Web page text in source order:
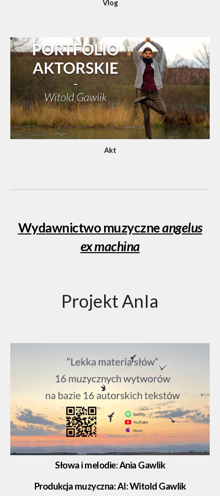
Vlog
Akt
Wydawnictwo muzyczneangelus
ex machina
Projekt AnIa
Słowa i melodie:Ania Gawlik
Produkcja muzyczna: AI: Witold Gawlik